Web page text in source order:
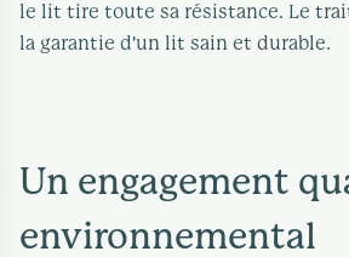
le lit tire toute sa résistance. Le
la garantie d'un lit sain et durable.
Un engagement
environnemental